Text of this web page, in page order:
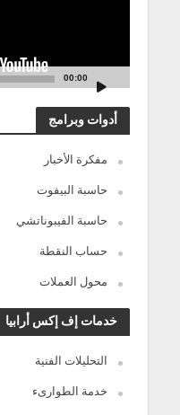
00:00
أدوات وبرامج
مفكرة الأخبار
حاسبة البيفوت
حاسبة الفيبوناتشي
حساب النقطة
محول العملات
خدمات إف إكس أرابيا
التحليلات الفنية
خدمة الطوارىء